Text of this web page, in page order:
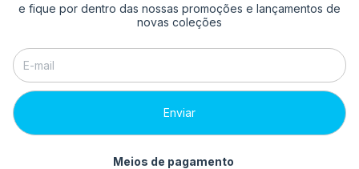
e fique por dentro das nossas promoções e lançamentos de
novas coleções
Meios de pagamento